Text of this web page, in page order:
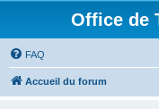
Office de
FAQ
Accueil du forum